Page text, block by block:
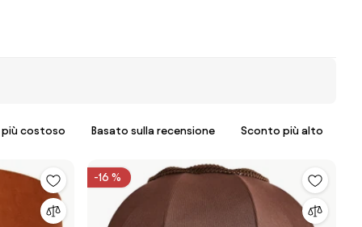
Il più costoso Basato sulla recensione Sconto più alto
-16 %